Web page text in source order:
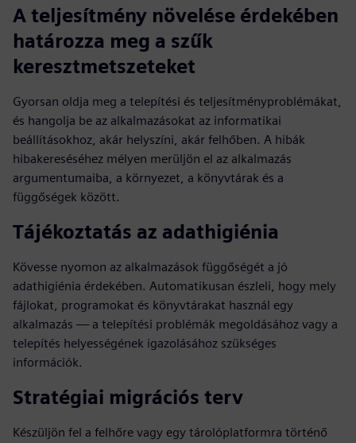
A teljesítmény növelése érdekében
határozza meg a szűk
keresztmetszeteket
Gyorsan oldja meg a telepítési és teljesítményproblémákat,
és hangolja be az alkalmazásokat az informatikai
beállításokhoz, akár helyszíni, akár felhőben. A hibák
hibakereséséhez mélyen merüljön el az alkalmazás
argumentumaiba, a környezet, a könyvtárak és a
függőségek között.
Tájékoztatás az adathigiénia
Kövesse nyomon az alkalmazások függőségét a jó
adathigiénia érdekében. Automatikusan észleli, hogy mely
fájlokat, programokat és könyvtárakat használ egy
alkalmazás — a telepítési problémák megoldásához vagy a
telepítés helyességének igazolásához szükséges
információk.
Stratégiai migrációs terv
Készüljön fel a felhőre vagy egy tárolóplatformra történő